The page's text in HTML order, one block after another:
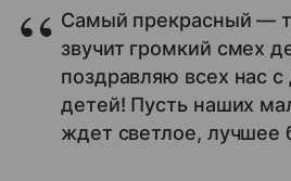
Самый прекрасный —
звучит громкий смех
поздравляю всех нас
детей! Пусть наших
ждет светлое, лучшее